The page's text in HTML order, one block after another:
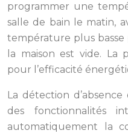
programmer une
salle de bain le matin,
température plus
la maison est vide. La
pour l’efficacité
La détection
des fonctionnalités
automatiquement la